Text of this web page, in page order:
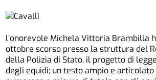
l’onorevole Michela Vittoria Brambilla
ottobre scorso presso la struttura del
della Polizia di Stato, il progetto di
degli equidi; un testo ampio e articolato